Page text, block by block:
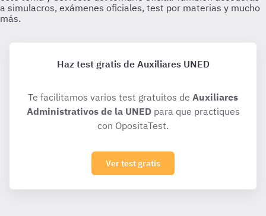
Haz test gratis de Auxiliares UNED
Te facilitamos varios test gratuitos de Auxiliares
Administrativos de la UNEDpara que practiques
con OpositaTest.
Ver test gratis